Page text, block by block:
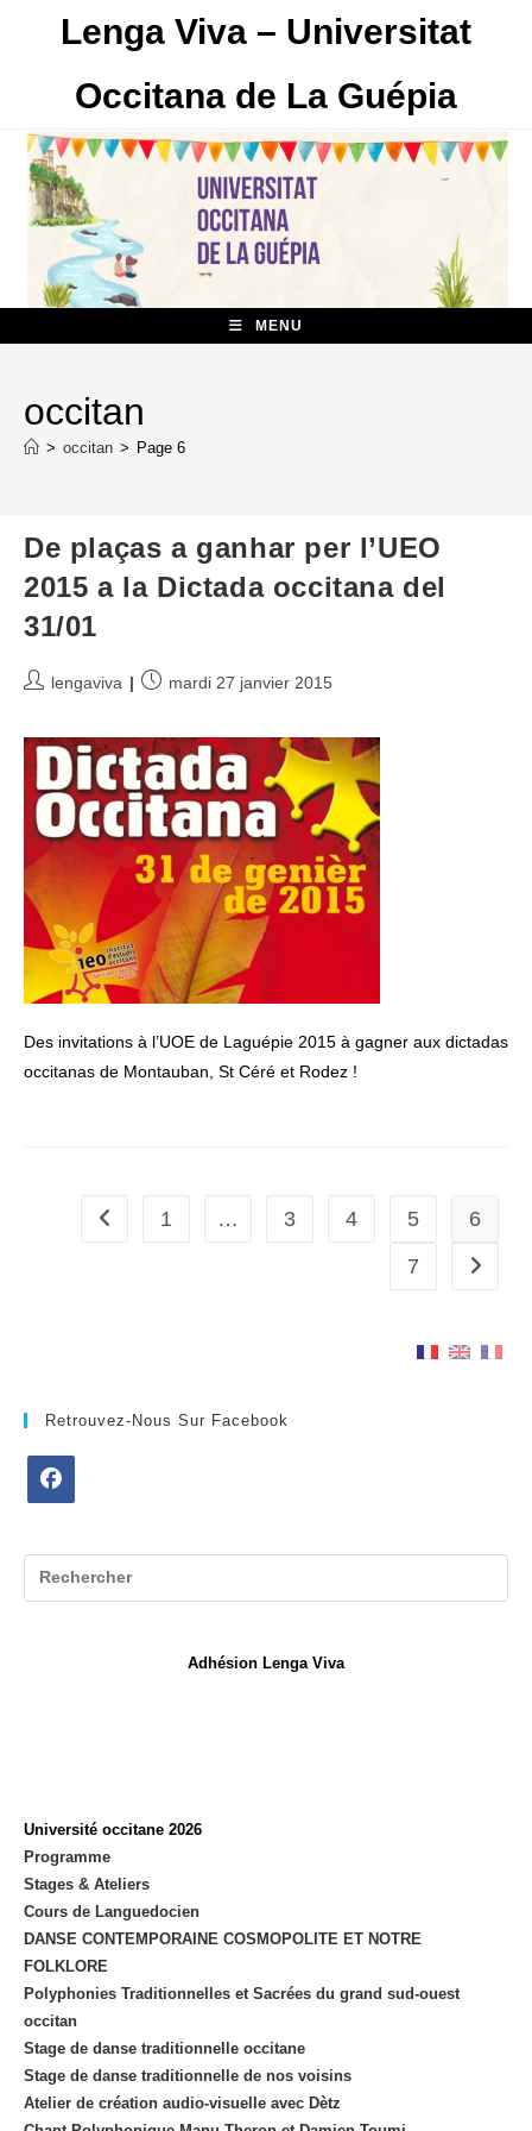
Lenga Viva – Universitat
Occitana de La Guépia
MENU
occitan
> occitan > Page 6
De plaças a ganhar per l’UEO
2015 a la Dictada occitana del
31/01
Auteur/autrice
publication :
lengaviva
Publication
mardi 27 janvier 2015
Des invitations à l’UOE de Laguépie 2015 à gagner aux dictadas
occitanas de Montauban, St Céré et Rodez !
Go to the previous page
1 … 3 4 5
6
7
Aller à
Retrouvez-Nous Sur Facebook
un
nouvel
Adhésion Lenga Viva
Université occitane 2026
Programme
Stages & Ateliers
Cours de Languedocien
DANSE CONTEMPORAINE COSMOPOLITE ET NOTRE
FOLKLORE
Polyphonies Traditionnelles et Sacrées du grand sud-ouest
occitan
Stage de danse traditionnelle occitane
Stage de danse traditionnelle de nos voisins
Atelier de création audio-visuelle avec Dètz